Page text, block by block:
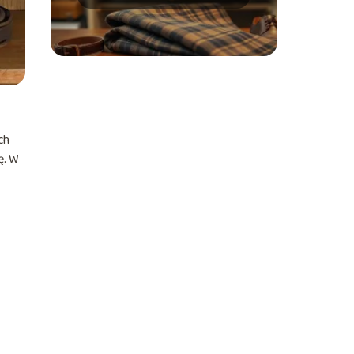
W
inspiracje